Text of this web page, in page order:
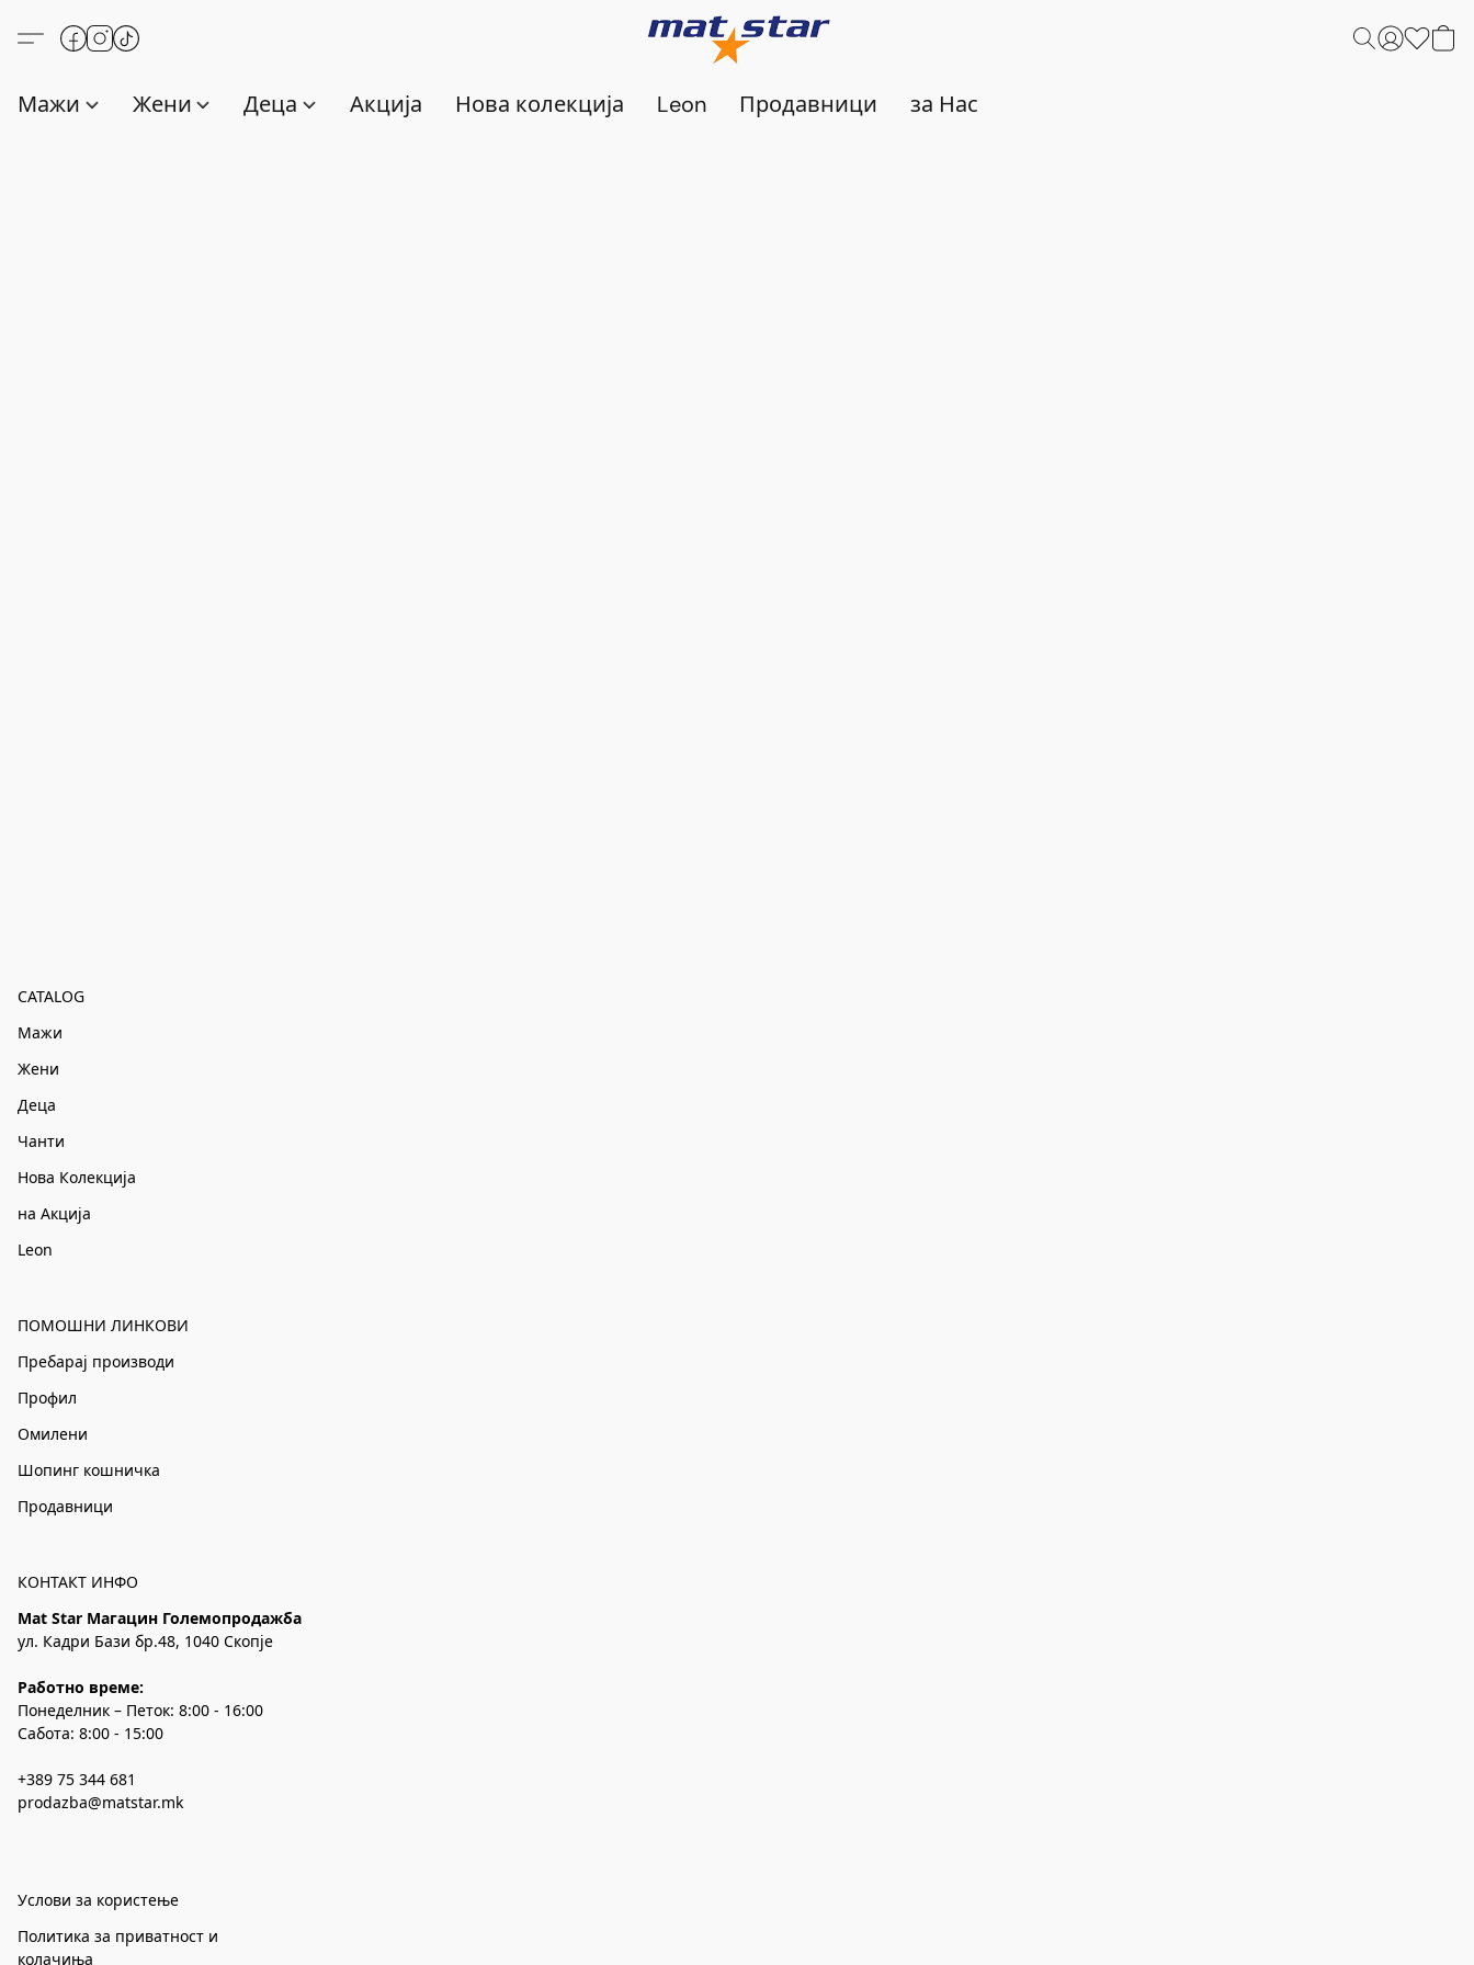
Мажи Жени Деца Акција Нова колекција Leon Продавници за Нас
CATALOG
Мажи
Жени
Деца
Чанти
Нова Колекција
на Акција
Leon
ПОМОШНИ ЛИНКОВИ
Пребарај производи
Профил
Омилени
Шопинг кошничка
Продавници
КОНТАКТ ИНФО
Mat Star Магацин Големопродажба
ул. Кадри Бази бр.48, 1040 Скопје
Работно време:
Понеделник – Петок: 8:00 - 16:00
Сабота: 8:00 - 15:00
+389 75 344 681
prodazba@matstar.mk
Услови за користење
Политика за приватност и
колачиња